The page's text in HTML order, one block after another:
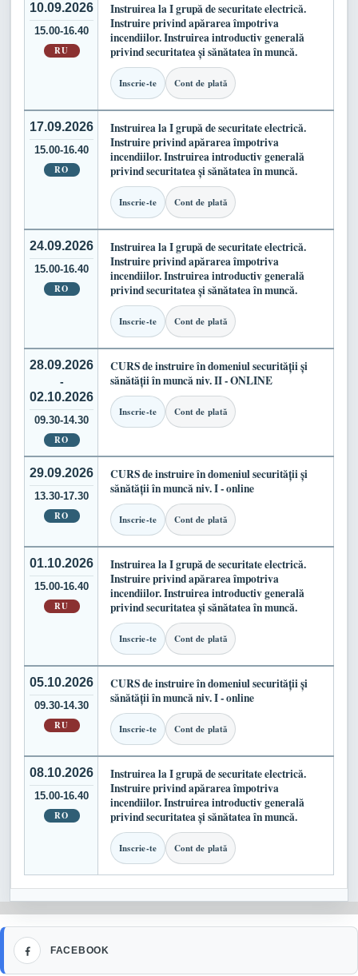
10.09.2026
15.00-16.40
RU
Instruirea la I grupă de securitate electrică.
Instruire privind apărarea împotriva
incendiilor. Instruirea introductiv generală
privind securitatea și sănătatea în muncă.
Inscrie-te Cont de plată
17.09.2026
15.00-16.40
RO
Instruirea la I grupă de securitate electrică.
Instruire privind apărarea împotriva
incendiilor. Instruirea introductiv generală
privind securitatea și sănătatea în muncă.
Inscrie-te Cont de plată
24.09.2026
15.00-16.40
RO
Instruirea la I grupă de securitate electrică.
Instruire privind apărarea împotriva
incendiilor. Instruirea introductiv generală
privind securitatea și sănătatea în muncă.
Inscrie-te Cont de plată
28.09.2026
-
02.10.2026
09.30-14.30
RO
CURS de instruire în domeniul securității și
sănătății în muncă niv. II - ONLINE
Inscrie-te Cont de plată
29.09.2026
13.30-17.30
RO
CURS de instruire în domeniul securității și
sănătății în muncă niv. I - online
Inscrie-te Cont de plată
01.10.2026
15.00-16.40
RU
Instruirea la I grupă de securitate electrică.
Instruire privind apărarea împotriva
incendiilor. Instruirea introductiv generală
privind securitatea și sănătatea în muncă.
Inscrie-te Cont de plată
05.10.2026
09.30-14.30
RU
CURS de instruire în domeniul securității și
sănătății în muncă niv. I - online
Inscrie-te Cont de plată
08.10.2026
15.00-16.40
RO
Instruirea la I grupă de securitate electrică.
Instruire privind apărarea împotriva
incendiilor. Instruirea introductiv generală
privind securitatea și sănătatea în muncă.
Inscrie-te Cont de plată
FACEBOOK
Facebook